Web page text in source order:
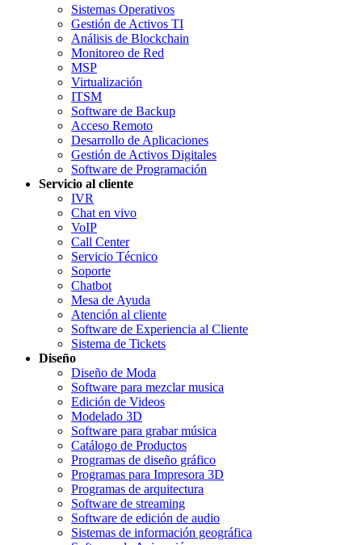
Sistemas Operativos
Gestión de Activos TI
Análisis de Blockchain
Monitoreo de Red
MSP
Virtualización
ITSM
Software de Backup
Acceso Remoto
Desarrollo de Aplicaciones
Gestión de Activos Digitales
Software de Programación
Servicio al cliente
IVR
Chat en vivo
VoIP
Call Center
Servicio Técnico
Soporte
Chatbot
Mesa de Ayuda
Atención al cliente
Software de Experiencia al Cliente
Sistema de Tickets
Diseño
Diseño de Moda
Software para mezclar musica
Edición de Videos
Modelado 3D
Software para grabar música
Catálogo de Productos
Programas de diseño gráfico
Programas para Impresora 3D
Programas de arquitectura
Software de streaming
Software de edición de audio
Sistemas de información geográfica